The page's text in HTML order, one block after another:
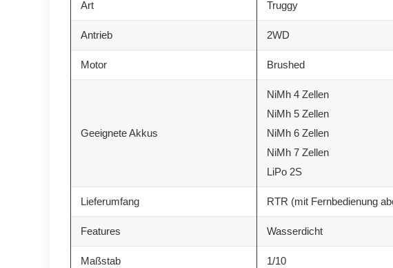
Art Truggy
Antrieb 2WD
Motor Brushed
Geeignete Akkus
NiMh 4 Zellen
NiMh 5 Zellen
NiMh 6 Zellen
NiMh 7 Zellen
LiPo 2S
Lieferumfang RTR (mit Fernbedienung
Features Wasserdicht
Maßstab 1/10